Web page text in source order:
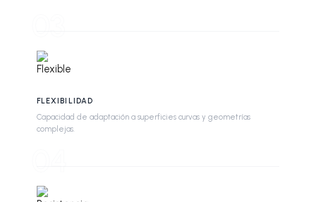
FLEXIBILIDAD
Capacidad de adaptación a superficies curvas y geometrías
complejas.